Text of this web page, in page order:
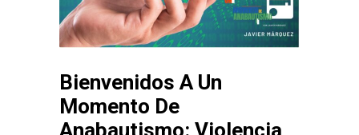
Bienvenidos A Un
Momento De
Anabautismo: Violencia